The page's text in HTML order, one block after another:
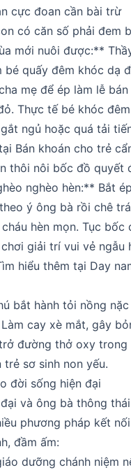
cực đoan cần bài trừ
có căn số phải đem
mới nuôi được:**
bé quấy đêm khóc dạ
mẹ để ép làm lễ
Thực tế bé khóc
ngủ hoặc quá tải
Bán khoán cho trẻ
thôi nôi bốc đồ quyết
nghèo hèn:** Bắt
ý ông bà rồi chê
hèn mọn. Tục bốc
giải trí vui vẻ ngẫu
hiểu thêm tại Day
bắt hành tỏi nồng
cay xè mắt, gây
đường thở oxy trong
trẻ sơ sinh non yếu.
đời sống hiện đại
và ông bà thông
phương pháp kết
đầm ấm:
dưỡng chánh niệm